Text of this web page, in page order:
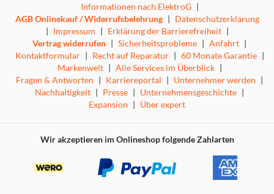
Aufsteckbare Kammaufsätze:
- Bartkammaufsatz (2 - 14mm)
- Bartstoppelkammaufsatz mit 6 Längen (1 - 3,5mm in
0,5mm Schritten)
- 2x Augenbrauenkammaufsatz (3mm, 5mm)
Aufsätze sind abwaschbar
3 Jahre Garantie
Informationen nach ElektroG |
AGB Onlinekauf / Widerrufsbelehrung | Datenschutzerklärung
| Impressum | Erklärung der Barrierefreiheit |
Vertrag widerrufen | Sicherheitsprobleme | Anfahrt |
Kontaktformular | Recht auf Reparatur | 60 Monate Garantie |
Markenwelt | Alle Services im Überblick |
Fragen & Antworten | Karriereportal | Unternehmer werden |
Nachhaltigkeit | Presse | Unternehmensgeschichte |
Expansion | Über expert
Wir akzeptieren im Onlineshop folgende Zahlarten